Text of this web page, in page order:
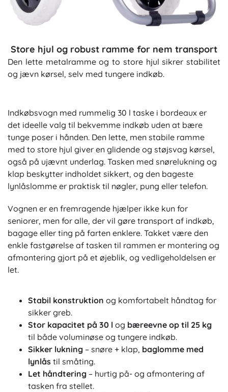
Store hjul og robust ramme for nem transport
Den lette metalramme og to store hjul sikrer stabilitet
og jævn kørsel, selv med tungere indkøb.
Indkøbsvogn med rummelig 30 l taske i bordeaux er
det ideelle valg til bekvemme indkøb uden at bære
tunge poser i hånden. Den lette, men stabile ramme
med to store hjul giver en glidende og støjsvag kørsel,
også på ujævnt underlag. Tasken med snørelukning og
klap beskytter indholdet sikkert, og den bageste
lynlåslomme er praktisk til nøgler, pung eller telefon.
Vognen er en fremragende hjælper ikke kun for
seniorer, men for alle, der vil gøre transport af indkøb,
bagage eller ting på farten enklere. Takket være den
enkle fastgørelse af tasken til rammen er montering og
afmontering gjort på et øjeblik, og vedligeholdelsen er
let.
Stabil konstruktion og komfortabelt håndtag for
sikker greb.
Stor kapacitet på 30 l og bæreevne op til 25 kg
til både voluminøse og tungere indkøb.
Sikker lukning – snøre + klap, baglomme med
lynlås til småting.
Let håndtering – hurtig på- og afmontering af
tasken fra stellet.